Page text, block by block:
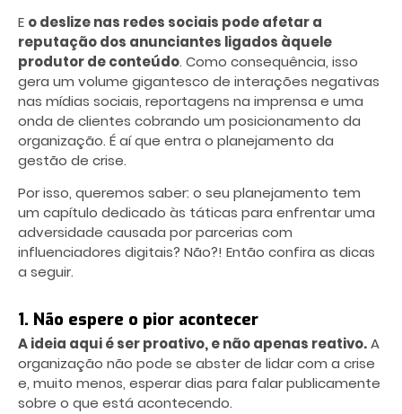
E o deslize nas redes sociais pode afetar a
reputação dos anunciantes ligados àquele
produtor de conteúdo. Como consequência, isso
gera um volume gigantesco de interações negativas
nas mídias sociais, reportagens na imprensa e uma
onda de clientes cobrando um posicionamento da
organização. É aí que entra o planejamento da
gestão de crise.
Por isso, queremos saber: o seu planejamento tem
um capítulo dedicado às táticas para enfrentar uma
adversidade causada por parcerias com
influenciadores digitais? Não?! Então confira as dicas
a seguir.
1. Não espere o pior acontecer
A ideia aqui é ser proativo, e não apenas reativo.A
organização não pode se abster de lidar com a crise
e, muito menos, esperar dias para falar publicamente
sobre o que está acontecendo.